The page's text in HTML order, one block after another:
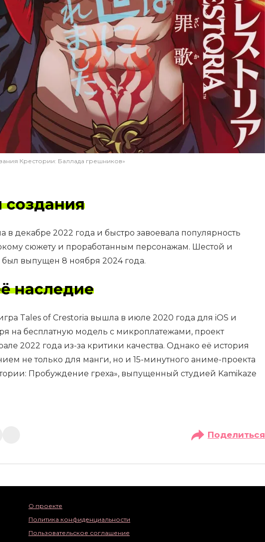
Крестории: Баллада грешников»
создания
в декабре 2022 года и быстро завоевала популярность
сюжету и проработанным персонажам. Шестой и
выпущен 8 ноября 2024 года.
наследие
Tales of Crestoria вышла в июле 2020 года для iOS и
на бесплатную модель с микроплатежами, проект
2022 года из-за критики качества. Однако её история
не только для манги, но и 15-минутного аниме-проекта
Пробуждение греха», выпущенный студией Kamikaze
Поделиться
О проекте
Политика конфиденциальности
Пользовательское соглашение